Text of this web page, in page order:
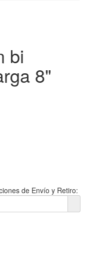
bi
8"
de Envío y Retiro: